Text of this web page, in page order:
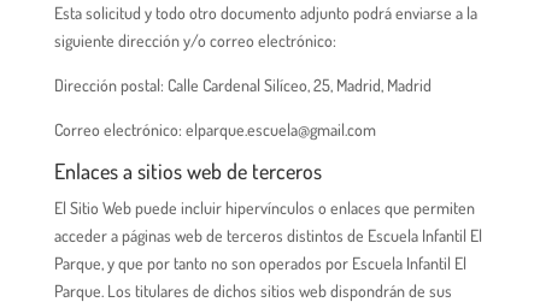
Esta solicitud y todo otro documento adjunto podrá enviarse a la
siguiente dirección y/o correo electrónico:
Dirección postal: Calle Cardenal Silíceo, 25, Madrid, Madrid
Correo electrónico: elparque.escuela@gmail.com
Enlaces a sitios web de terceros
El Sitio Web puede incluir hipervínculos o enlaces que permiten
acceder a páginas web de terceros distintos de Escuela Infantil El
Parque, y que por tanto no son operados por Escuela Infantil El
Parque. Los titulares de dichos sitios web dispondrán de sus